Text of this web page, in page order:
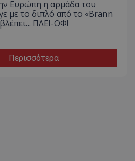
Ευρώπη η αρμάδα του
με το διπλό από το «Brann
ΠΛΕΙ-ΟΦ!
Περισσότερα